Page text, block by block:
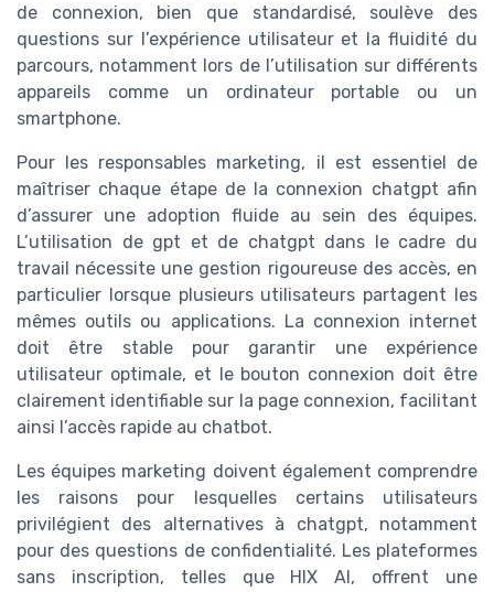
de connexion, bien que standardisé, soulève des
questions sur l’expérience utilisateur et la fluidité du
parcours, notamment lors de l’utilisation sur différents
appareils comme un ordinateur portable ou un
smartphone.
Pour les responsables marketing, il est essentiel de
maîtriser chaque étape de la connexion chatgpt afin
d’assurer une adoption fluide au sein des équipes.
L’utilisation de gpt et de chatgpt dans le cadre du
travail nécessite une gestion rigoureuse des accès, en
particulier lorsque plusieurs utilisateurs partagent les
mêmes outils ou applications. La connexion internet
doit être stable pour garantir une expérience
utilisateur optimale, et le bouton connexion doit être
clairement identifiable sur la page connexion, facilitant
ainsi l’accès rapide au chatbot.
Les équipes marketing doivent également comprendre
les raisons pour lesquelles certains utilisateurs
privilégient des alternatives à chatgpt, notamment
pour des questions de confidentialité. Les plateformes
sans inscription, telles que HIX AI, offrent une